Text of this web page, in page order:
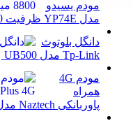
مودم یسیدو
مدل YP74E ظرفیت 8800 میلی آمپر
دانگل بلوتوث
Tp-Link مدل UB500
مودم 4G
همراه
پاوربانکی Naztech مدل 99C Plus 4G